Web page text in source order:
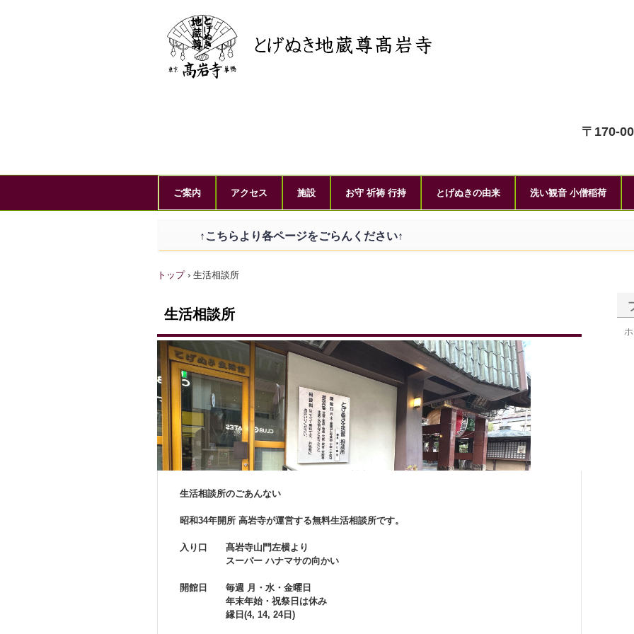
〒170-
ご案内 アクセス 施設 お守 祈祷 行持 とげぬきの由来 洗い観音 小僧稲荷
↑こちらより各ページをごらんください↑
トップ › 生活相談所
生活相談所
生活相談所のごあんない
昭和34年開所 高岩寺が運営する無料生活相談所です。
入り口 髙岩寺山門左横より
スーパー ハナマサの向かい
開館日 毎週 月・水・金曜日
年末年始・祝祭日は休み
縁日(4, 14, 24日)